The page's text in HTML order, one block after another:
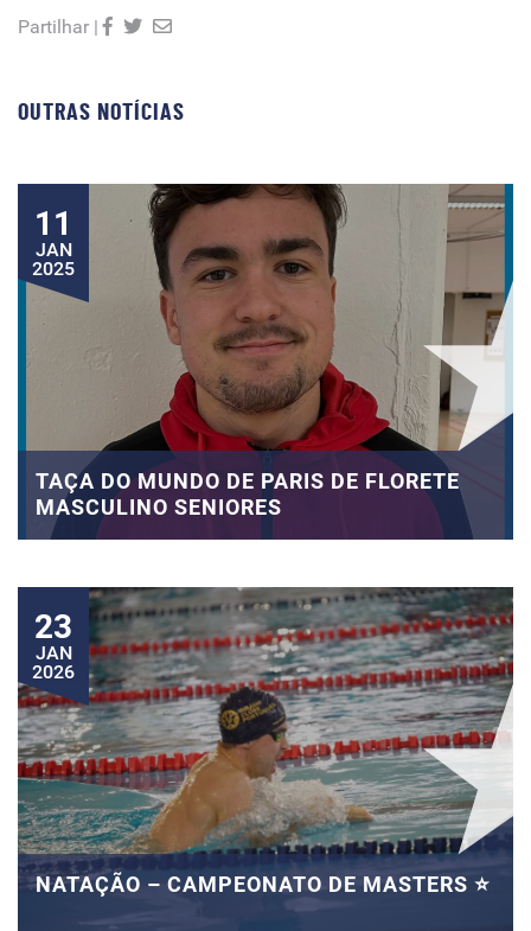
Partilhar |
OUTRAS NOTÍCIAS
11
JAN
2025
TAÇA DO MUNDO DE PARIS DE FLORETE
MASCULINO SENIORES
23
JAN
2026
NATAÇÃO – CAMPEONATO DE MASTERS ⭐